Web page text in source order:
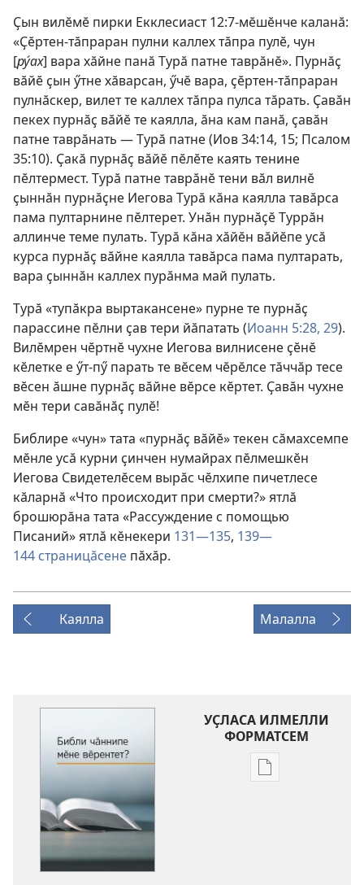
Ҫын вилӗмӗ пирки Екклесиаст 12:7-мӗшӗнче каланӑ:
«Ҫӗртен-тӑпраран пулни каллех тӑпра пулӗ, чун
[ру́ах] вара хӑйне панӑ Турӑ патне таврӑнӗ». Пурнӑҫ
вӑйӗ ҫын ӳтне хӑварсан, ӳчӗ вара, ҫӗртен-тӑпраран
пулнӑскер, вилет те каллех тӑпра пулса тӑрать. Ҫавӑн
пекех пурнӑҫ вӑйӗ те каялла, ӑна кам панӑ, ҫавӑн
патне таврӑнать — Турӑ патне (Иов 34:14, 15; Псалом
35:10). Ҫакӑ пурнӑҫ вӑйӗ пӗлӗте каять тенине
пӗлтермест. Турӑ патне таврӑнӗ тени вӑл вилнӗ
ҫыннӑн пурнӑҫне Иегова Турӑ кӑна каялла тавӑрса
пама пултарнине пӗлтерет. Унӑн пурнӑҫӗ Туррӑн
аллинче теме пулать. Турӑ кӑна хӑйӗн вӑйӗпе усӑ
курса пурнӑҫ вӑйне каялла тавӑрса пама пултарать,
вара ҫыннӑн каллех пурӑнма май пулать.
Турӑ «тупӑкра выртакансене» пурне те пурнӑҫ
парассине пӗлни ҫав тери йӑпатать (Иоанн 5:28, 29).
Вилӗмрен чӗртнӗ чухне Иегова вилнисене ҫӗнӗ
кӗлетке е ӳт-пӳ парать те вӗсем чӗрӗлсе тӑччӑр тесе
вӗсен ӑшне пурнӑҫ вӑйне вӗрсе кӗртет. Ҫавӑн чухне
мӗн тери савӑнӑҫ пулӗ!
Библире «чун» тата «пурнӑҫ вӑйӗ» текен сӑмахсемпе
мӗнле усӑ курни ҫинчен нумайрах пӗлмешкӗн
Иегова Свидетелӗсем вырӑс чӗлхипе пичетлесе
кӑларнӑ «Что происходит при смерти?» ятлӑ
брошюрӑна тата «Рассуждение с помощью
Писаний» ятлӑ кӗнекери 131—135, 139—
144 страницӑсене пӑхӑр.
Каялла Малалла
УҪЛАСА ИЛМЕЛЛИ
ФОРМАТСЕМ
Публикацине